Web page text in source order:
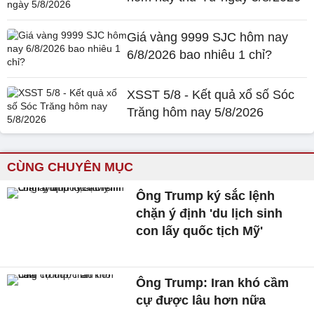
Giá vàng 9999 SJC hôm nay
6/8/2026 bao nhiêu 1 chỉ?
XSST 5/8 - Kết quả xổ số Sóc
Trăng hôm nay 5/8/2026
CÙNG CHUYÊN MỤC
Ông Trump ký sắc lệnh
chặn ý định 'du lịch sinh
con lấy quốc tịch Mỹ'
Ông Trump: Iran khó cầm
cự được lâu hơn nữa